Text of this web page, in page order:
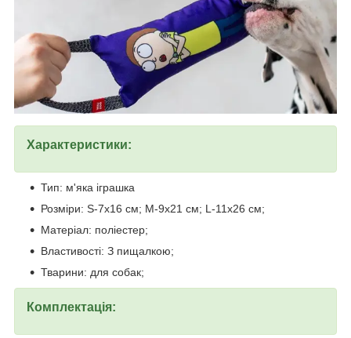
Характеристики:
Тип: м'яка іграшка
Розміри: S-7x16 см; M-9x21 см; L-11x26 см;
Матеріал: поліестер;
Властивості: З пищалкою;
Тварини: для собак;
Комплектація: